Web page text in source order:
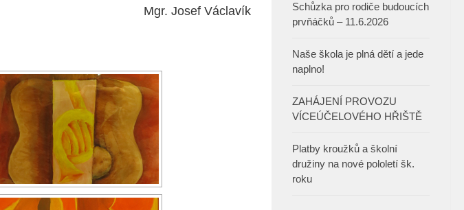
Mgr. Josef Václavík
Schůzka pro rodiče budoucích
prvňáčků – 11.6.2026
Naše škola je plná dětí a jede
naplno!
ZAHÁJENÍ PROVOZU
VÍCEÚČELOVÉHO HŘIŠTĚ
Platby kroužků a školní
družiny na nové pololetí šk.
roku